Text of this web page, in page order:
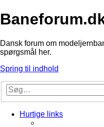
Dansk forum om
spørgsmål her.
Spring til indhold
Hurtige links